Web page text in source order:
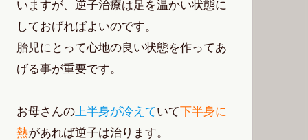
いますが、逆子治療は足を温かい状態に
しておげればよいのです。
胎児にとって心地の良い状態を作ってあ
げる事が重要です。
お母さんの上半身が冷えていて下半身に
熱があれば逆子は治ります。